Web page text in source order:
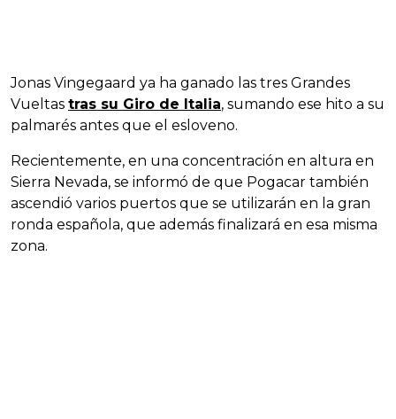
Jonas Vingegaard ya ha ganado las tres Grandes
Vueltas tras su Giro de Italia, sumando ese hito a su
palmarés antes que el esloveno.
Recientemente, en una concentración en altura en
Sierra Nevada, se informó de que Pogacar también
ascendió varios puertos que se utilizarán en la gran
ronda española, que además finalizará en esa misma
zona.